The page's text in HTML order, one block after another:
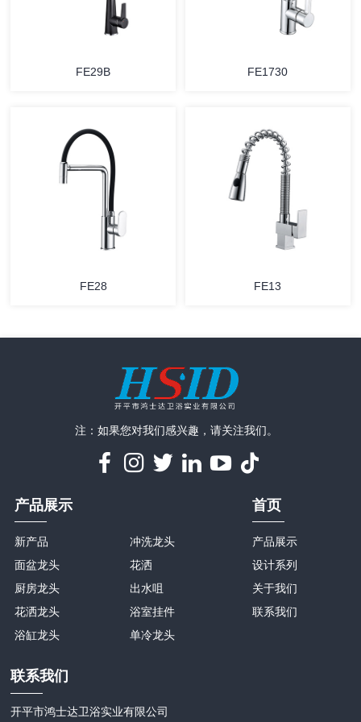
FE29B FE1730
FE28 FE13
注：如果您对我们感兴趣，请关注我们。
产品展示
新产品
面盆龙头
厨房龙头
花洒龙头
浴缸龙头
冲洗龙头
花洒
出水咀
浴室挂件
单冷龙头
首页
产品展示
设计系列
关于我们
联系我们
联系我们
开平市鸿士达卫浴实业有限公司